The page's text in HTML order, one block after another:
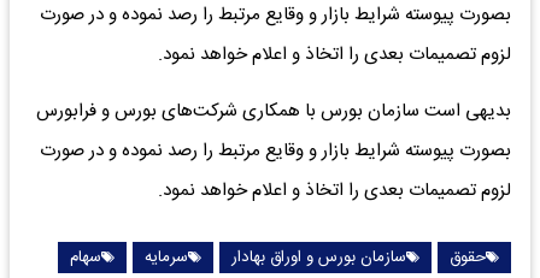
بصورت پیوسته شرایط بازار و وقایع مرتبط را رصد نموده و در صورت
لزوم تصمیمات بعدی را اتخاذ و اعلام خواهد نمود.
بدیهی است سازمان بورس با همکاری شرکت‌های بورس و فرابورس
بصورت پیوسته شرایط بازار و وقایع مرتبط را رصد نموده و در صورت
لزوم تصمیمات بعدی را اتخاذ و اعلام خواهد نمود.
حقوق سازمان بورس و اوراق بهادار سرمایه
سهام